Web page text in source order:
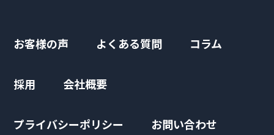
お客様の声 よくある質問 コラム
採用 会社概要
プライバシーポリシー お問い合わせ